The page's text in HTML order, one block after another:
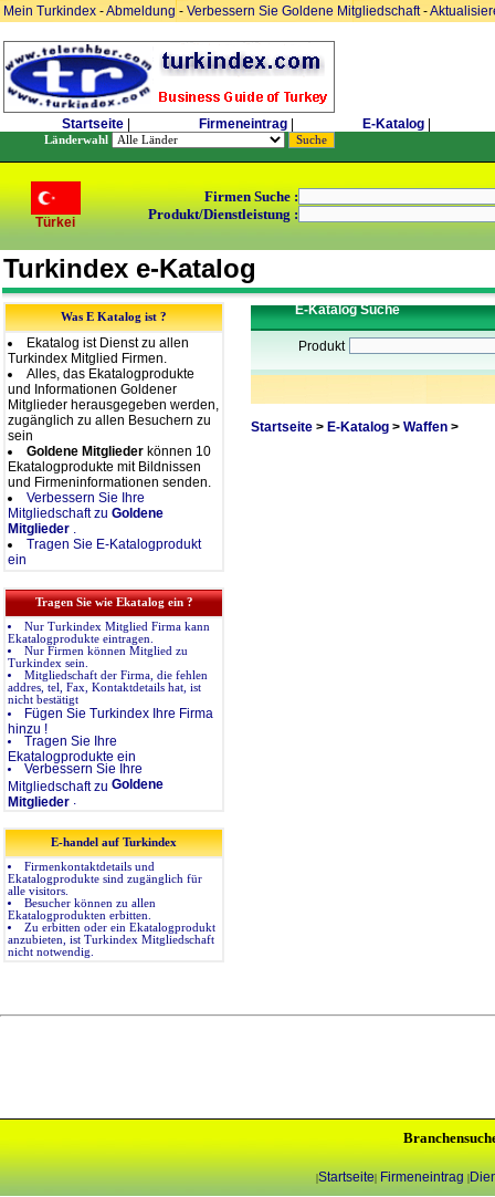
Mein Turkindex -Abmeldung- Verbessern Sie Goldene Mitgliedschaft-
Startseite Firmeneintrag E-Katalog
Länderwahl
Türkei
Firmen Suche :
Produkt/Dienstleistung :
Turkindex e-Katalog
Was E Katalog ist ?
Ekatalog ist Dienst zu allen
Turkindex Mitglied Firmen.
Alles, das Ekatalogprodukte
und Informationen Goldener
Mitglieder herausgegeben werden,
zugänglich zu allen Besuchern zu
sein
Goldene Mitglieder können 10
Ekatalogprodukte mit Bildnissen
und Firmeninformationen senden.
Verbessern Sie Ihre
Mitgliedschaft zu Goldene
Mitglieder .
Tragen Sie E-Katalogprodukt
ein
Tragen Sie wie Ekatalog ein ?
Nur Turkindex Mitglied Firma kann
Ekatalogprodukte eintragen.
Nur Firmen können Mitglied zu
Turkindex sein.
Mitgliedschaft der Firma, die fehlen
addres, tel, Fax, Kontaktdetails hat, ist
nicht bestätigt
Fügen Sie Turkindex Ihre Firma
hinzu !
Tragen Sie Ihre
Ekatalogprodukte ein
Verbessern Sie Ihre
Mitgliedschaft zu Goldene
Mitglieder .
E-handel auf Turkindex
Firmenkontaktdetails und
Ekatalogprodukte sind zugänglich für
alle visitors.
Besucher können zu allen
Ekatalogprodukten erbitten.
Zu erbitten oder ein Ekatalogprodukt
anzubieten, ist Turkindex Mitgliedschaft
nicht notwendig.
E-Katalog Suche
Produkt
Startseite > E-Katalog> Waffen>
|Startseite| Firmeneintrag |